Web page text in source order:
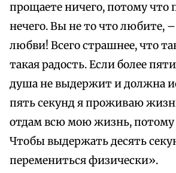
прощаете ничего, потому что
нечего. Вы не то что любите,
любви! Всего страшнее, что
такая радость. Если более
душа не выдержит и должна
пять секунд я проживаю
отдам всю мою жизнь, потому
Чтобы выдержать десять
перемениться физически».